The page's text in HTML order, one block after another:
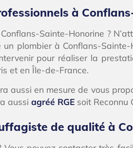
à
Sainte-Honorine ?
plombier à Conflans-
pour réaliser la
et en Île-de-France.
aussi en mesure de vous
aussi agréé RGE soit Reconnu
de qualité à